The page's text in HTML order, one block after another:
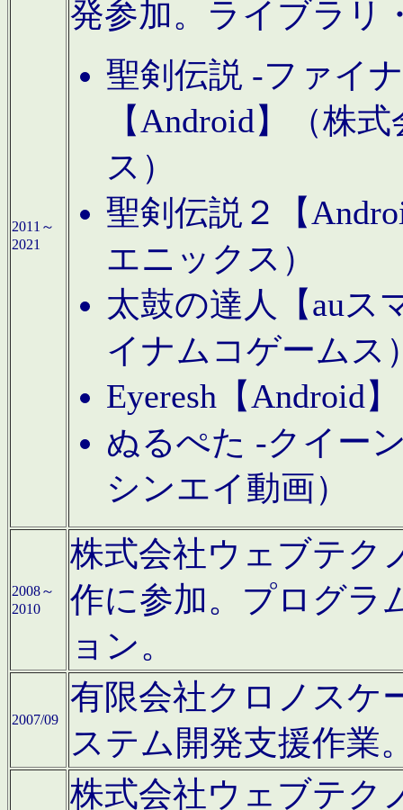
2011～
2021
発参加。ライブラリ
聖剣伝説 -ファイ
【Android】（株
ス）
聖剣伝説２【
エニックス）
太鼓の達人【auス
イナムコゲームス
Eyeresh【Android
ぬるぺた -クイー
シンエイ動画）
2008～
2010
株式会社ウェブテク
作に参加。プログラ
ョン。
2007/09
有限会社クロノスケ
ステム開発支援作業
株式会社ウェブテク